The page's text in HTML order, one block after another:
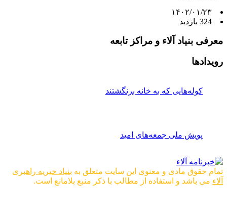
۱۴۰۲/۰۱/۲۳
324 بازدید
معرفی بنیاد آلاء و مراکز تابعه
رویدادها
کوله‌هایی که به خانه برنگشتند
پویش ملی جمعه‌های امید
تمام حقوق مادی و معنوی این سایت متعلق به بنیاد خیریه راهبری
آلاء می باشد و استفاده از مطالب با ذکر منبع بلامانع است.